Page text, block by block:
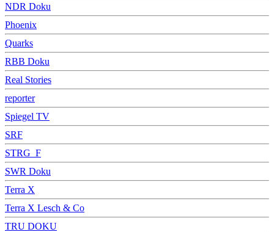
NDR Doku
Phoenix
Quarks
RBB Doku
Real Stories
reporter
Spiegel TV
SRF
STRG_F
SWR Doku
Terra X
Terra X Lesch & Co
TRU DOKU